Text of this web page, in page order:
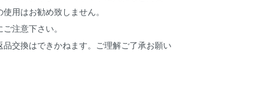
用はお勧め致しません。
注意下さい。
品交換はできかねます。ご理解ご了承お願い